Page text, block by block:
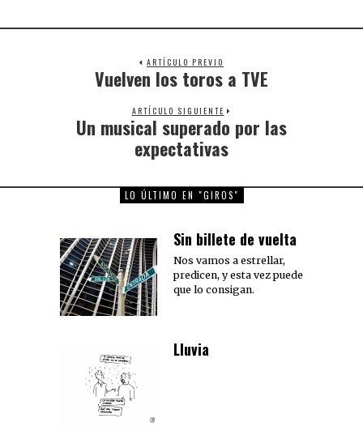
ARTÍCULO PREVIO
Previous
Vuelven los toros a TVE
ARTÍCULO SIGUIENTE
Next
post:
Un musical superado por las
expectativas
LO ÚLTIMO EN "GIROS"
Sin billete de vuelta
Nos vamos a estrellar,
predicen, y esta vez puede
que lo consigan.
Lluvia